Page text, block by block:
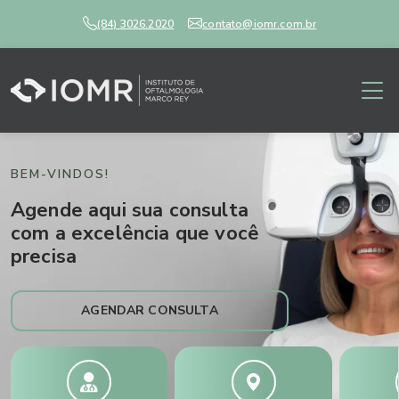
(84) 3026.2020 contato@iomr.com.br
BEM-VINDOS!
Agende aqui sua consulta
com a excelência que você
precisa
AGENDAR CONSULTA